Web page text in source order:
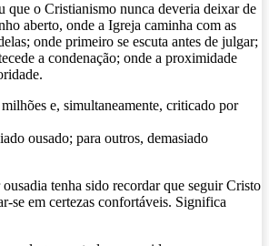
que o Cristianismo nunca deveria deixar de
aberto, onde a Igreja caminha com as
onde primeiro se escuta antes de julgar;
a condenação; onde a proximidade
e, simultaneamente, criticado por
ousado; para outros, demasiado
tenha sido recordar que seguir Cristo
se em certezas confortáveis. Significa